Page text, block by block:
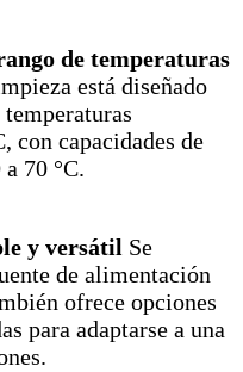
de temperaturas
está diseñado
con capacidades de
70 °C.
y versátil Se
de alimentación
ofrece opciones
para adaptarse a una